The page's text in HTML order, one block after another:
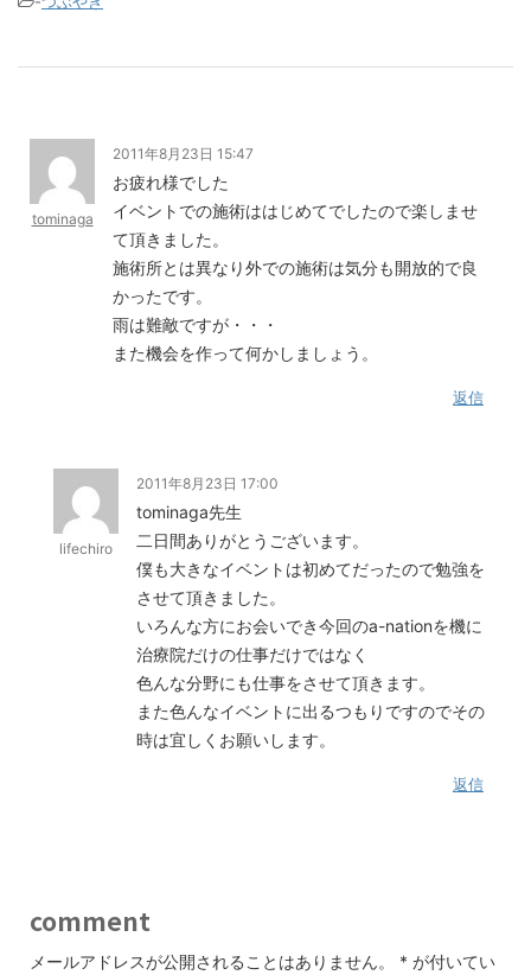
k
tominaga
2011年8月23日 15:47
お疲れ様でした
イベントでの施術ははじめてでしたので楽しませ
て頂きました。
施術所とは異なり外での施術は気分も開放的で良
かったです。
雨は難敵ですが・・・
また機会を作って何かしましょう。
返信
lifechiro
2011年8月23日 17:00
tominaga先生
二日間ありがとうございます。
僕も大きなイベントは初めてだったので勉強を
させて頂きました。
いろんな方にお会いでき今回のa-nationを機に
治療院だけの仕事だけではなく
色んな分野にも仕事をさせて頂きます。
また色んなイベントに出るつもりですのでその
時は宜しくお願いします。
返信
comment
メールアドレスが公開されることはありません。 * が付いてい